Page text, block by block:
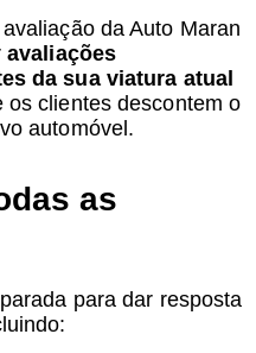
da Auto Maran
avaliações
da sua viatura atual
os clientes descontem o
automóvel.
as
para dar resposta